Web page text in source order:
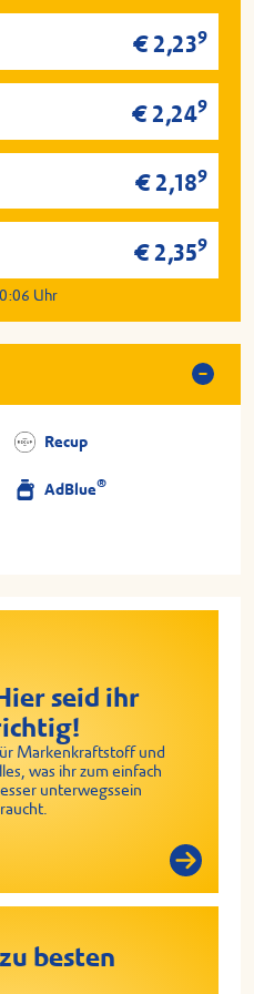
€ 2,239
€ 2,249
€ 2,189
€ 2,359
Uhr
Recup
AdBlue®
seid ihr
Markenkraftstoff und
was ihr zum einfach
unterwegssein
besten